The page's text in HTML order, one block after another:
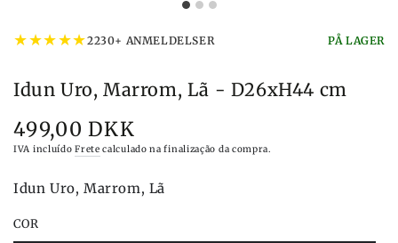
★★★★★2230+ ANMELDELSER PÅ LAGER
Idun Uro, Marrom, Lã - D26xH44 cm
Preço
499,00 DKK
IVA incluídoFrete calculado na finalização da compra.
Idun Uro, Marrom, Lã
COR